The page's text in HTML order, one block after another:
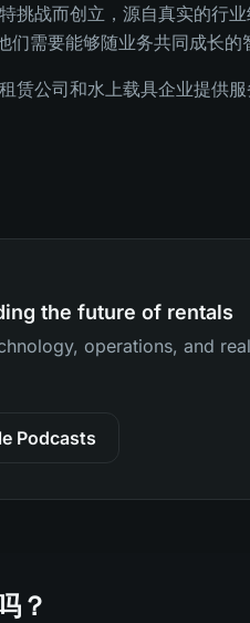
挑战而创立，源自真实的行
需要能够随业务共同成长的
赁公司和水上载具企业提供
the future of rentals
operations, and
Podcasts
？